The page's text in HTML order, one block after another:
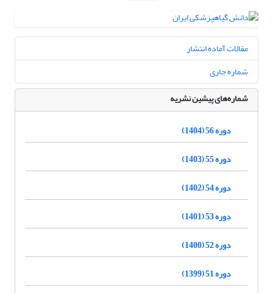
مقالات آماده انتشار
شماره جاری
شماره‌های پیشین نشریه
دوره 56 (1404)
دوره 55 (1403)
دوره 54 (1402)
دوره 53 (1401)
دوره 52 (1400)
دوره 51 (1399)